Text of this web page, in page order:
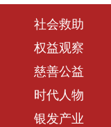
社会救助
权益观察
慈善公益
时代人物
银发产业